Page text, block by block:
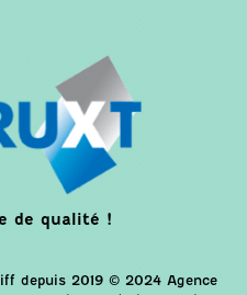
de qualité !
depuis 2019 © 2024 Agence